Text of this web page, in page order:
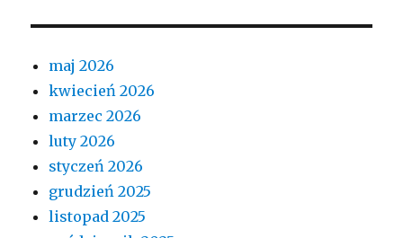
maj 2026
kwiecień 2026
marzec 2026
luty 2026
styczeń 2026
grudzień 2025
listopad 2025